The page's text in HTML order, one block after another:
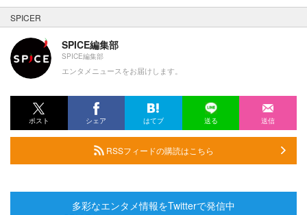
SPICER
SPICE編集部
SPICE編集部
エンタメニュースをお届けします。
ポスト シェア はてブ 送る 送信
RSSフィードの購読はこちら
多彩なエンタメ情報をTwitterで発信中